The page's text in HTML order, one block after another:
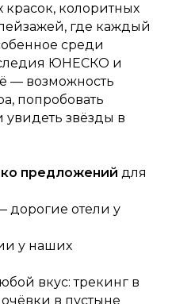
красок, колоритных
где каждый
среди
ЮНЕСКО и
— возможность
попробовать
звёзды в
предложений для
дорогие отели у
у наших
вкус: трекинг в
в пустыне